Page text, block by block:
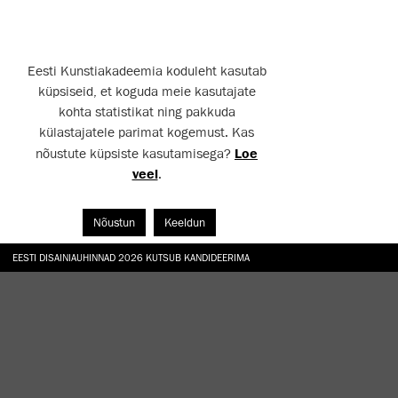
EESTI DISAINIAUHINNAD 2026 KUTSUB KANDIDEERIMA
Eesti Kunstiakadeemia koduleht kasutab
küpsiseid, et koguda meie kasutajate
kohta statistikat ning pakkuda
külastajatele parimat kogemust. Kas
nõustute küpsiste kasutamisega? Loe
veel.
Nõustun Keeldun